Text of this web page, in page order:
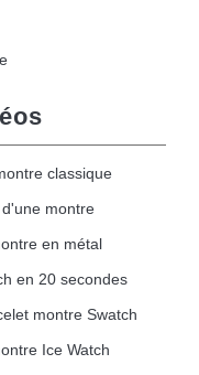
classique
montre
en métal
en 20 secondes
montre Swatch
Ice Watch